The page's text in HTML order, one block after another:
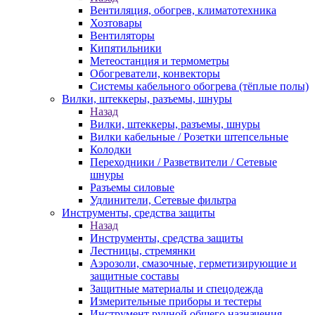
Вентиляция, обогрев, климатотехника
Хозтовары
Вентиляторы
Кипятильники
Метеостанция и термометры
Обогреватели, конвекторы
Системы кабельного обогрева (тёплые полы)
Вилки, штеккеры, разъемы, шнуры
Назад
Вилки, штеккеры, разъемы, шнуры
Вилки кабельные / Розетки штепсельные
Колодки
Переходники / Разветвители / Сетевые
шнуры
Разъемы силовые
Удлинители, Сетевые фильтра
Инструменты, средства защиты
Назад
Инструменты, средства защиты
Лестницы, стремянки
Аэрозоли, смазочные, герметизирующие и
защитные составы
Защитные материалы и спецодежда
Измерительные приборы и тестеры